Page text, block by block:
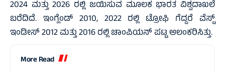
2024 ಮತ್ತು 2026 ರಲ್ಲಿ ಜಯಿಸುವ ಮೂಲಕ ಭಾರತ ವಿಶ್ವದಾಖಲೆ
ಬರೆದಿದೆ. ಇಂಗ್ಲೆಂಡ್‌ 2010, 2022 ರಲ್ಲಿ ಟ್ರೋಫಿ ಗೆದ್ದರೆ ವೆಸ್ಟ್‌
ಇಂಡೀಸ್‌ 2012 ಮತ್ತು 2016 ರಲ್ಲಿ ಚಾಂಪಿಯನ್‌ ಪಟ್ಟ ಅಲಂಕರಿಸಿತ್ತು.
More Read